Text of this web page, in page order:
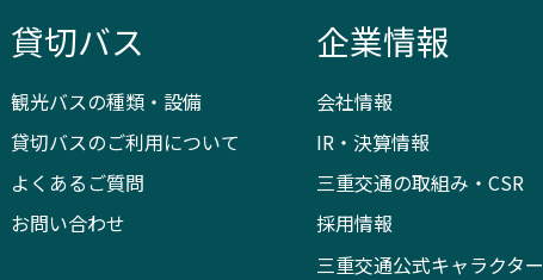
貸切バス
観光バスの種類・設備
貸切バスのご利用について
よくあるご質問
お問い合わせ
企業情報
会社情報
IR・決算情報
三重交通の取組み・CSR
採用情報
三重交通公式キャラクター